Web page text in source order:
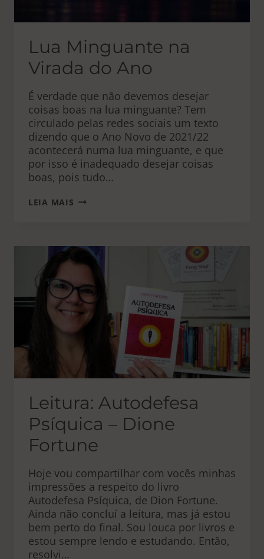
Lua Minguante na
Virada do Ano
É verdade que não devemos desejar
coisas boas na lua minguante? Tem
circulado pelas redes sociais um texto
dizendo que o Ano Novo de 2021/22
acontecerá numa lua minguante, e que
por isso é inadequado desejar coisas
boas, pois tudo…
LEIA MAIS LUA
ANO
Leitura: Autodefesa
Psíquica – Dione
Fortune
Hoje vou compartilhar com vocês minhas
impressões a respeito do livro
Autodefesa Psíquica, de Dion Fortune.
Ainda não concluí a leitura, mas já estou
bem perto do final. Sou louca por livros e
estou sempre lendo e estudando. Então,
resolvi…